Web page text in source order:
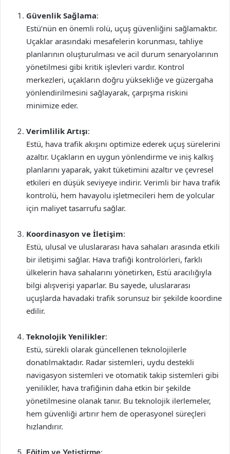
Güvenlik Sağlama:
Estü’nün en önemli rolü, uçuş güvenliğini sağlamaktır.
Uçaklar arasındaki mesafelerin korunması, tahliye
planlarının oluşturulması ve acil durum senaryolarının
yönetilmesi gibi kritik işlevleri vardır. Kontrol
merkezleri, uçakların doğru yüksekliğe ve güzergaha
yönlendirilmesini sağlayarak, çarpışma riskini
minimize eder.
Verimlilik Artışı:
Estü, hava trafik akışını optimize ederek uçuş sürelerini
azaltır. Uçakların en uygun yönlendirme ve iniş kalkış
planlarını yaparak, yakıt tüketimini azaltır ve çevresel
etkileri en düşük seviyeye indirir. Verimli bir hava trafik
kontrolü, hem havayolu işletmecileri hem de yolcular
için maliyet tasarrufu sağlar.
Koordinasyon ve İletişim:
Estü, ulusal ve uluslararası hava sahaları arasında etkili
bir iletişimi sağlar. Hava trafiği kontrolörleri, farklı
ülkelerin hava sahalarını yönetirken, Estü aracılığıyla
bilgi alışverişi yaparlar. Bu sayede, uluslararası
uçuşlarda havadaki trafik sorunsuz bir şekilde koordine
edilir.
Teknolojik Yenilikler:
Estü, sürekli olarak güncellenen teknolojilerle
donatılmaktadır. Radar sistemleri, uydu destekli
navigasyon sistemleri ve otomatik takip sistemleri gibi
yenilikler, hava trafiğinin daha etkin bir şekilde
yönetilmesine olanak tanır. Bu teknolojik ilerlemeler,
hem güvenliği artırır hem de operasyonel süreçleri
hızlandırır.